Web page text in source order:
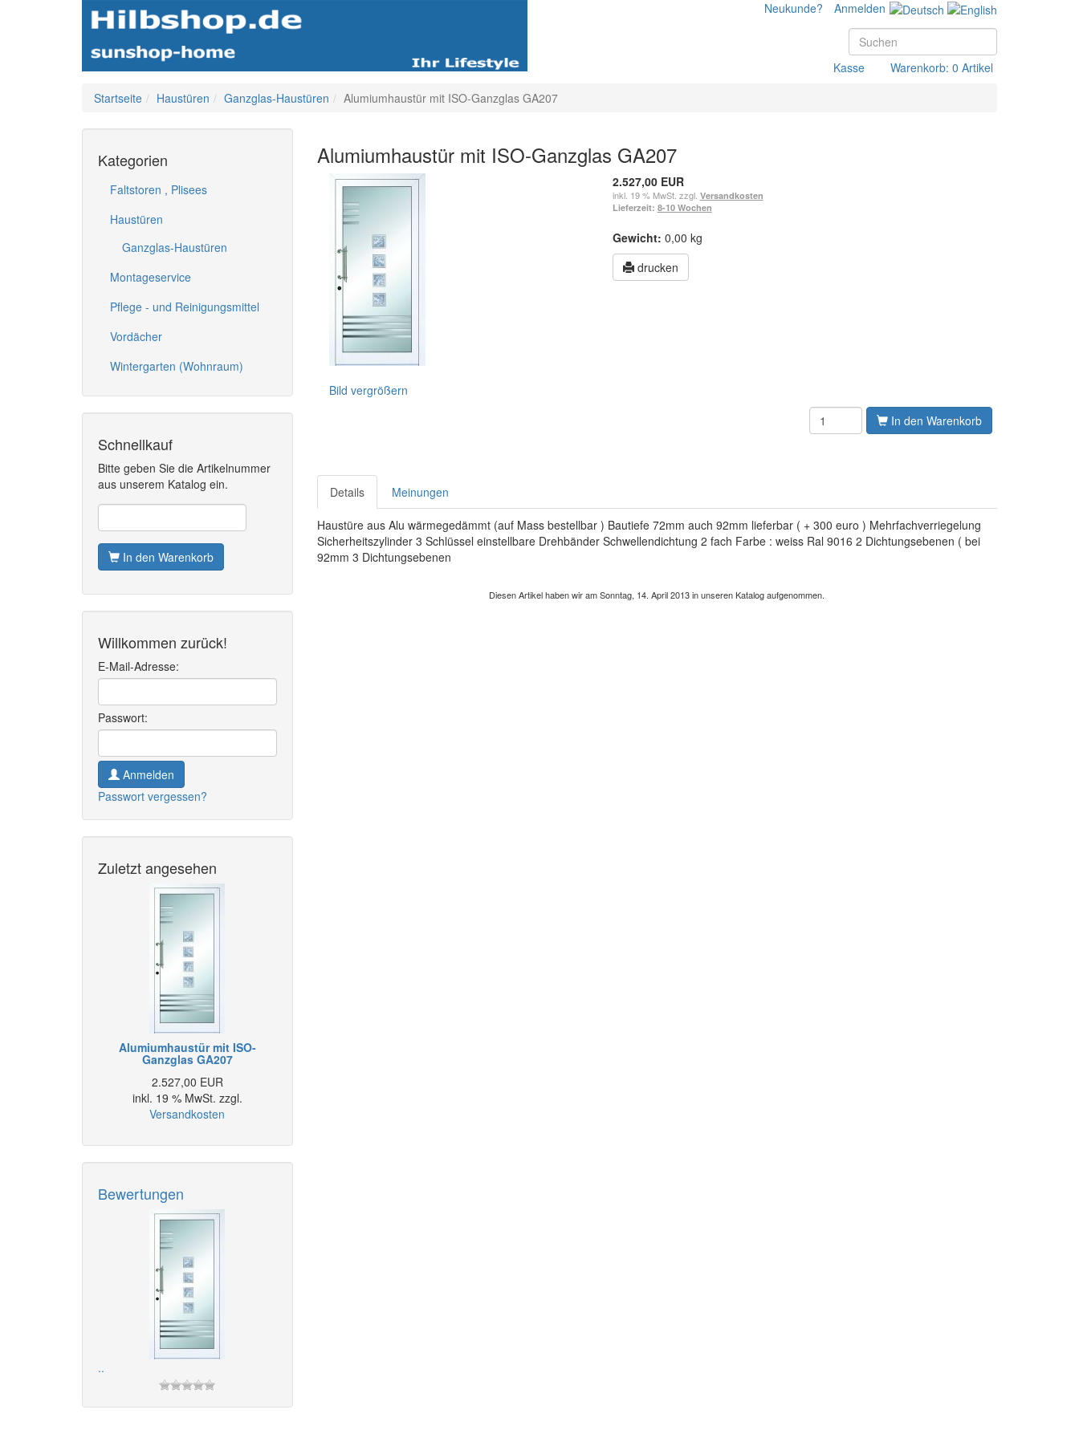
Neukunde? Anmelden
Kasse
Warenkorb: 0 Artikel
Startseite
Haustüren Ganzglas-Haustüren Alumiumhaustür mit ISO-Ganzglas GA207
Kategorien
Faltstoren , Plisees
Haustüren
Ganzglas-Haustüren
Montageservice
Pflege - und Reinigungsmittel
Vordächer
Wintergarten (Wohnraum)
Schnellkauf
Bitte geben Sie die Artikelnummer
aus unserem Katalog ein.
In den Warenkorb
Willkommen zurück!
E-Mail-Adresse:
Passwort:
Anmelden
Passwort vergessen?
Zuletzt angesehen
Alumiumhaustür mit ISO-
Ganzglas GA207
2.527,00 EUR
inkl. 19 % MwSt. zzgl.
Versandkosten
Bewertungen
..
Alumiumhaustür mit ISO-Ganzglas GA207
Bild vergrößern
2.527,00 EUR
inkl. 19 % MwSt. zzgl. Versandkosten
Lieferzeit: 8-10 Wochen
Gewicht: 0,00 kg
drucken
In den Warenkorb
Details Meinungen
Haustüre aus Alu wärmegedämmt (auf Mass bestellbar ) Bautiefe 72mm auch 92mm lieferbar ( + 300 euro ) Mehrfachverriegelung
Sicherheitszylinder 3 Schlüssel einstellbare Drehbänder Schwellendichtung 2 fach Farbe : weiss Ral 9016 2 Dichtungsebenen ( bei
92mm 3 Dichtungsebenen
Diesen Artikel haben wir am Sonntag, 14. April 2013 in unseren Katalog aufgenommen.